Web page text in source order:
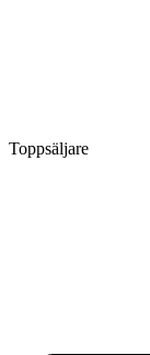
Toppsäljare